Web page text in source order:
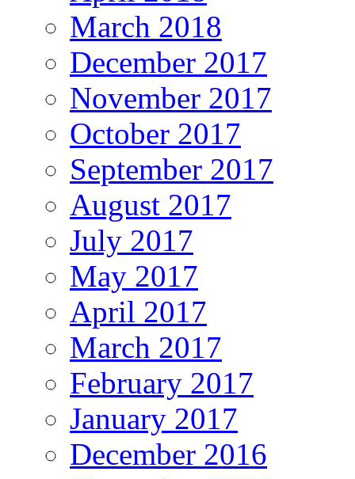
March 2018
December 2017
November 2017
October 2017
September 2017
August 2017
July 2017
May 2017
April 2017
March 2017
February 2017
January 2017
December 2016